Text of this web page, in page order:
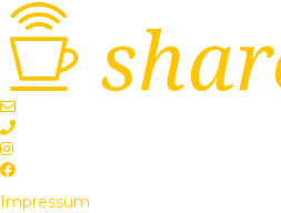
Impressum